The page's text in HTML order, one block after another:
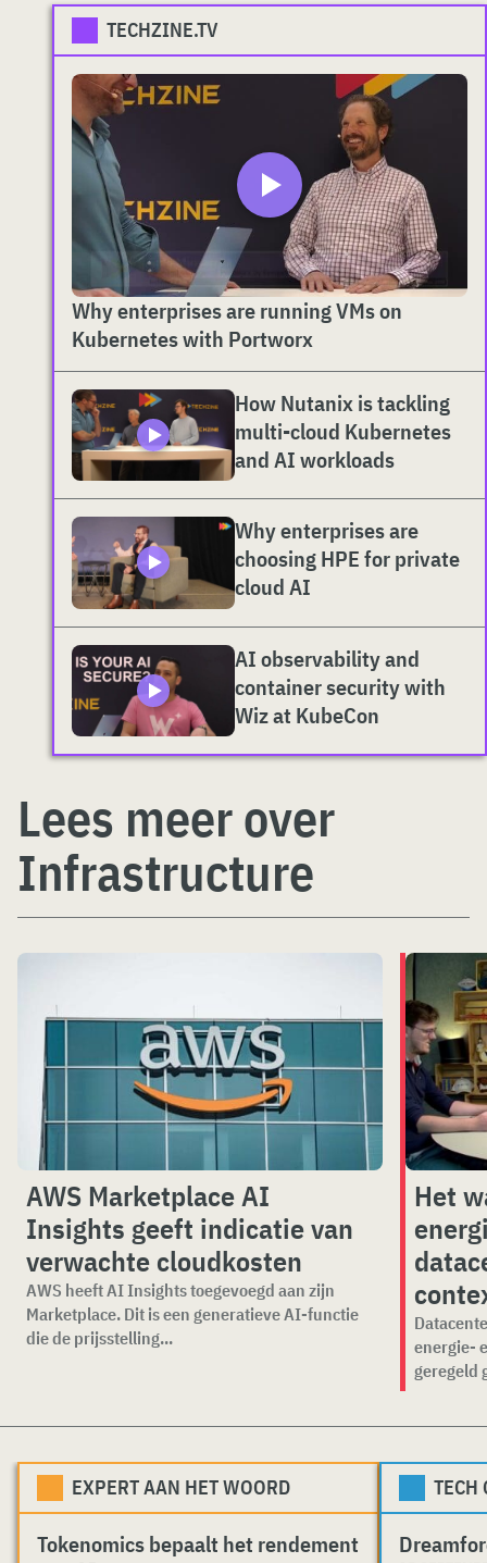
TECHZINE.TV
Why enterprises are running VMs on
Kubernetes with Portworx
How Nutanix is tackling
multi-cloud Kubernetes
and AI workloads
Why enterprises are
choosing HPE for private
cloud AI
AI observability and
container security with
Wiz at KubeCon
Lees meer over
Infrastructure
AWS Marketplace AI
Insights geeft indicatie van
verwachte cloudkosten
AWS heeft AI Insights toegevoegd aan zijn
Marketplace. Dit is een generatieve AI-functie
die de prijsstelling...
Het
energie-
geregeld
EXPERT AAN HET WOORD
Tokenomics bepaalt het rendement
TECH